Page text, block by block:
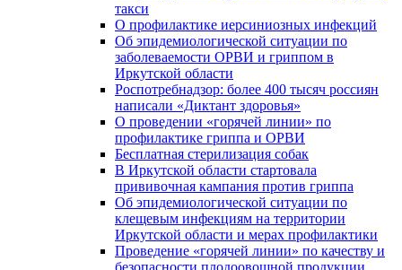
такси
О профилактике иерсиниозных инфекций
Об эпидемиологической ситуации по
заболеваемости ОРВИ и гриппом в
Иркутской области
Роспотребнадзор: более 400 тысяч россиян
написали «Диктант здоровья»
О проведении «горячей линии» по
профилактике гриппа и ОРВИ
Бесплатная стерилизация собак
В Иркутской области стартовала
прививочная кампания против гриппа
Об эпидемиологической ситуации по
клещевым инфекциям на территории
Иркутской области и мерах профилактики
Проведение «горячей линии» по качеству и
безопасности плодоовощной продукции